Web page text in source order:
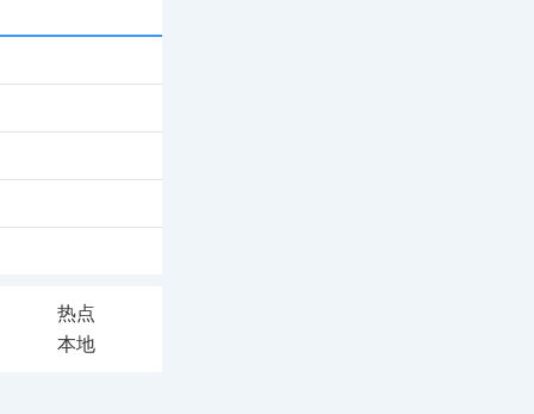
热点
本地